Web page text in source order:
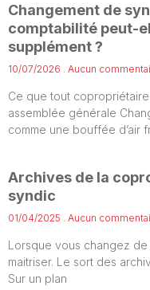
Changement de
comptabilité peut-
supplément ?
10/07/2026 Aucun
Ce que tout
assemblée générale
comme une bouffée d’air
Archives de la
syndic
01/04/2025 Aucun
Lorsque vous changez
maitriser. Le sort des
Sur un plan